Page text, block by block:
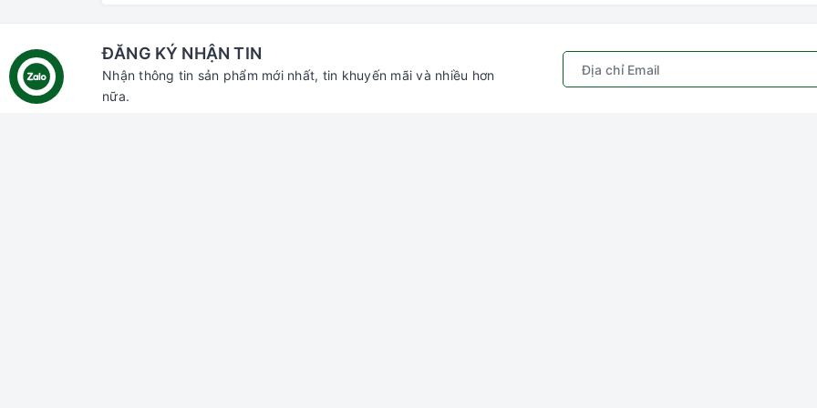
ĐĂNG KÝ NHẬN TIN
Nhận thông tin sản phẩm mới nhất, tin khuyến mãi và nhiều hơn
nữa.